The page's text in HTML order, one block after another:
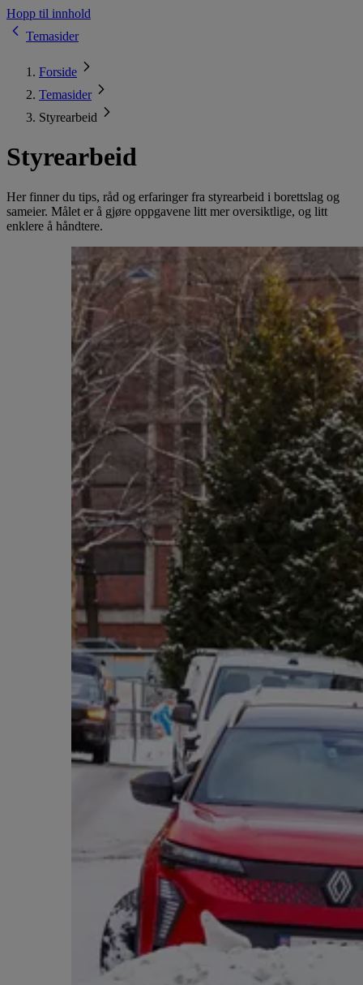
Hopp til innhold
Temasider
Forside
Temasider
Styrearbeid
Styrearbeid
Her finner du tips, råd og erfaringer fra styrearbeid i borettslag og
sameier. Målet er å gjøre oppgavene litt mer oversiktlige, og litt
enklere å håndtere.